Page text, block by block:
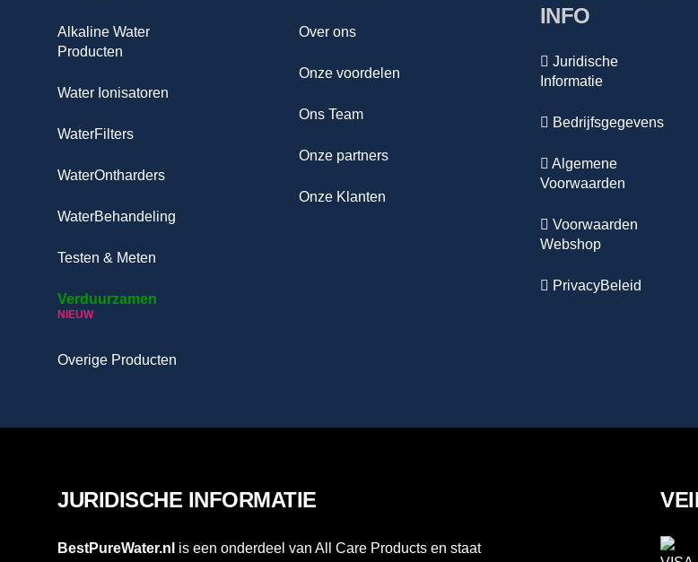
Alkaline Water
Producten
Water Ionisatoren
WaterFilters
WaterOntharders
WaterBehandeling
Testen & Meten
Verduurzamen
NIEUW
Overige Producten
Over ons
Onze voordelen
Ons Team
Onze partners
Onze Klanten
INFO
Juridische
Informatie
Bedrijfsgegevens
Algemene
Voorwaarden
Voorwaarden
Webshop
PrivacyBeleid
JURIDISCHE INFORMATIE
BestPureWater.nl is een onderdeel van All Care Products en staat